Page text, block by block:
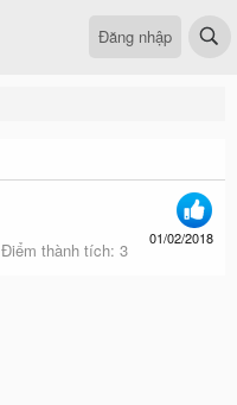
Đăng nhập
01/02/2018
Điểm thành tích 3